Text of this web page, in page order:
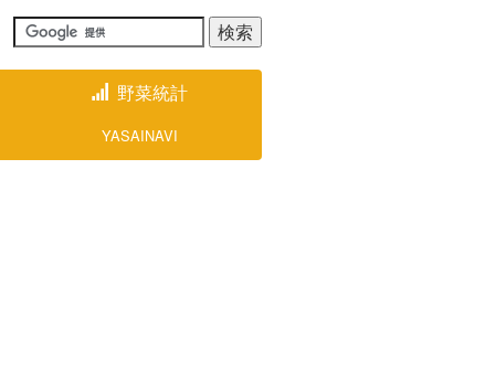
野菜統計
YASAINAVI